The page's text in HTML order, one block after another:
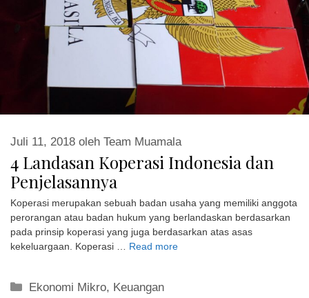
4 Landasan Koperasi Indonesia dan
Penjelasannya
Juli 11, 2018 oleh Team Muamala
Koperasi merupakan sebuah badan usaha yang memiliki anggota
perorangan atau badan hukum yang berlandaskan berdasarkan
pada prinsip koperasi yang juga berdasarkan atas asas
kekeluargaan. Koperasi …
Read more
Kategori
Ekonomi Mikro, Keuangan